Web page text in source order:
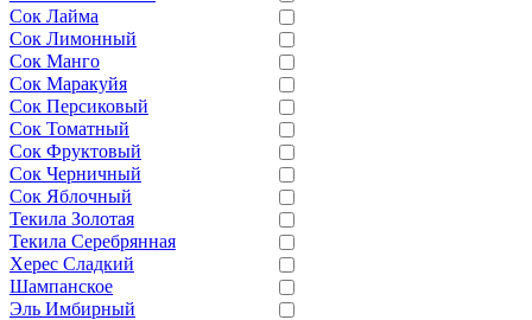
Сок Лайма
Сок Лимонный
Сок Манго
Сок Маракуйя
Сок Персиковый
Сок Томатный
Сок Фруктовый
Сок Черничный
Сок Яблочный
Текила Золотая
Текила Серебрянная
Херес Сладкий
Шампанское
Эль Имбирный